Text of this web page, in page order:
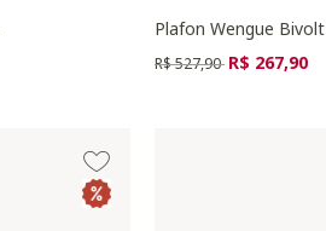
Plafon Wengue Bivolt
Preço reduzido de
R$ 527,90 para
R$ 267,90